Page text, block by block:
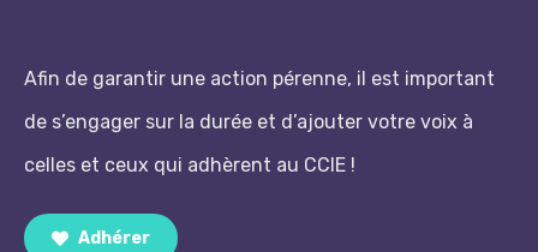
Afin de garantir une action pérenne, il est important
de s’engager sur la durée et d’ajouter votre voix à
celles et ceux qui adhèrent au CCIE !
Adhérer